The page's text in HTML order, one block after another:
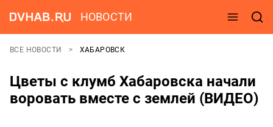
НОВОСТИ
ВСЕ НОВОСТИ ХАБАРОВСК
Цветы с клумб Хабаровска начали
воровать вместе с землей (ВИДЕО)